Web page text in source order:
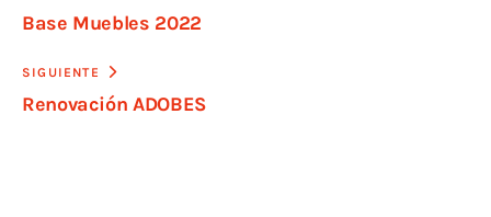
Base Muebles 2022
SIGUIENTE
Renovación ADOBES